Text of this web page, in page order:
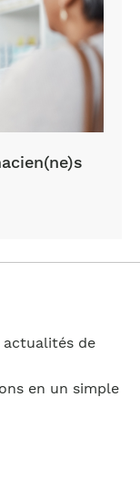
actualités de
en un simple